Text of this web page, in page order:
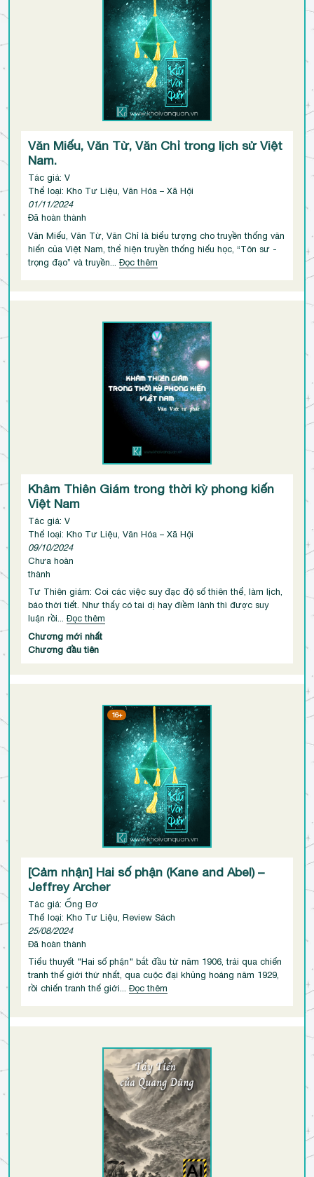
Văn Miếu, Văn Từ, Văn Chỉ trong lịch sử Việt
Nam.
Tác giả: V
Thể loại: Kho Tư Liệu, Văn Hóa – Xã Hội
01/11/2024
Đã hoàn thành
Văn Miếu, Văn Từ, Văn Chỉ là biểu tượng cho truyền thống văn
hiến của Việt Nam, thể hiện truyền thống hiếu học, “Tôn sư -
trọng đạo” và truyền... Đọc thêm
Khâm Thiên Giám trong thời kỳ phong kiến
Việt Nam
Tác giả: V
Thể loại: Kho Tư Liệu, Văn Hóa – Xã Hội
09/10/2024
Chưa hoàn
thành
Tư Thiên giám: Coi các việc suy đạc độ số thiên thể, làm lịch,
báo thời tiết. Như thấy có tai dị hay điềm lành thì được suy
luận rồi... Đọc thêm
Chương mới nhất
Chương đầu tiên
16+
[Cảm nhận] Hai số phận (Kane and Abel) –
Jeffrey Archer
Tác giả: Ống Bơ
Thể loại: Kho Tư Liệu, Review Sách
25/08/2024
Đã hoàn thành
Tiểu thuyết "Hai số phận" bắt đầu từ năm 1906, trải qua chiến
tranh thế giới thứ nhất, qua cuộc đại khủng hoảng năm 1929,
rồi chiến tranh thế giới... Đọc thêm